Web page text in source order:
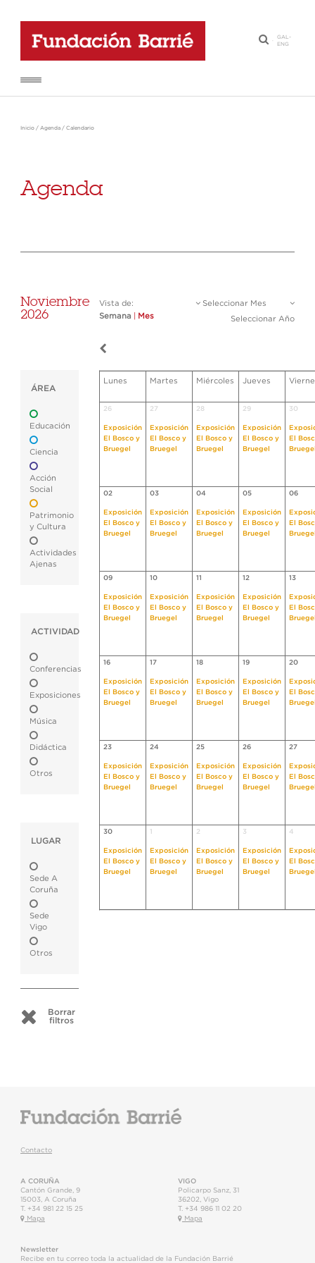
·
GAL-
ENG
Inicio / Agenda / Calendario
Agenda
Noviembre
2026
Vista de:
Semana
Mes
Seleccionar Mes
Seleccionar Año
ÁREA
Educación
Ciencia
Acción
Social
Patrimonio
y Cultura
Actividades
Ajenas
ACTIVIDAD
Conferencias
Exposiciones
Música
Didáctica
Otros
LUGAR
Sede A
Coruña
Sede
Vigo
Otros
Borrar
filtros
Lunes Martes Miércoles Jueves
26
Exposición
El Bosco y
Bruegel
27
Exposición
El Bosco y
Bruegel
28
Exposición
El Bosco y
Bruegel
29
Exposición
El Bosco y
Bruegel
30
El
02
Exposición
El Bosco y
Bruegel
03
Exposición
El Bosco y
Bruegel
04
Exposición
El Bosco y
Bruegel
05
Exposición
El Bosco y
Bruegel
06
El
09
Exposición
El Bosco y
Bruegel
10
Exposición
El Bosco y
Bruegel
11
Exposición
El Bosco y
Bruegel
12
Exposición
El Bosco y
Bruegel
13
El
16
Exposición
El Bosco y
Bruegel
17
Exposición
El Bosco y
Bruegel
18
Exposición
El Bosco y
Bruegel
19
Exposición
El Bosco y
Bruegel
20
El
23
Exposición
El Bosco y
Bruegel
24
Exposición
El Bosco y
Bruegel
25
Exposición
El Bosco y
Bruegel
26
Exposición
El Bosco y
Bruegel
27
El
30
Exposición
El Bosco y
Bruegel
Exposición
El Bosco y
Bruegel
2
Exposición
El Bosco y
Bruegel
3
Exposición
El Bosco y
Bruegel
4
El
Contacto
A CORUÑA
Cantón Grande, 9
15003
A Coruña
T. +34 981 22 15 25
Mapa
VIGO
Policarpo Sanz, 31
36202 Vigo
T. +34 986 11 02 20
Mapa
Newsletter
Recibe en tu correo toda la actualidad de la Fundación Barrié